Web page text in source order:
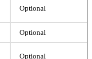
Optional
Optional
Optional